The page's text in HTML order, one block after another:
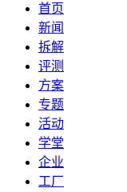
首页
新闻
拆解
评测
方案
专题
活动
学堂
企业
工厂